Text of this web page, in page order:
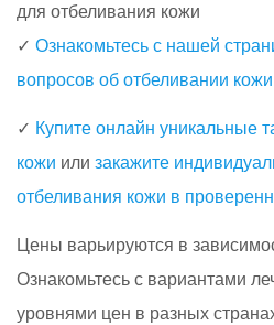
для отбеливания кожи
✓ Ознакомьтесь с нашей
вопросов об отбеливании кожи
✓ Купите онлайн уникальные
кожи или закажите
отбеливания кожи в
Цены варьируются в
Ознакомьтесь с вариантами
уровнями цен в разных